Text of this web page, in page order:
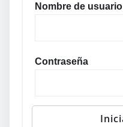
Nombre de usuario
Contraseña